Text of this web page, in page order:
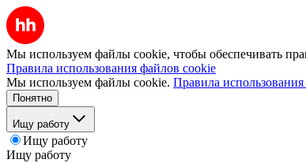
Мы используем файлы cookie, чтобы обеспечивать
Правила использования файлов cookie
Мы используем файлы cookie. Правила
Понятно
Ищу работу
Ищу работу
Ищу работу